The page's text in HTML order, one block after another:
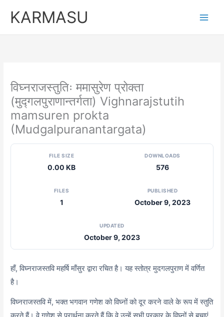
KARMASU
विघ्नराजस्तुतिः ममासुरेण प्रोक्ता
(मुद्गलपुराणान्तर्गता) Vighnarajstutih
mamsuren prokta
(Mudgalpuranantargata)
FILE SIZE
0.00 KB
DOWNLOADS
576
FILES
1
PUBLISHED
October 9, 2023
UPDATED
October 9, 2023
हाँ, विघ्नराजस्तवि महर्षि माँसुर द्वारा रचित है। यह स्तोत्र मुदगलपुराण में वर्णित
है।
विघ्नराजस्तवि में, भक्त भगवान गणेश को विघ्नों को दूर करने वाले के रूप में स्तुति